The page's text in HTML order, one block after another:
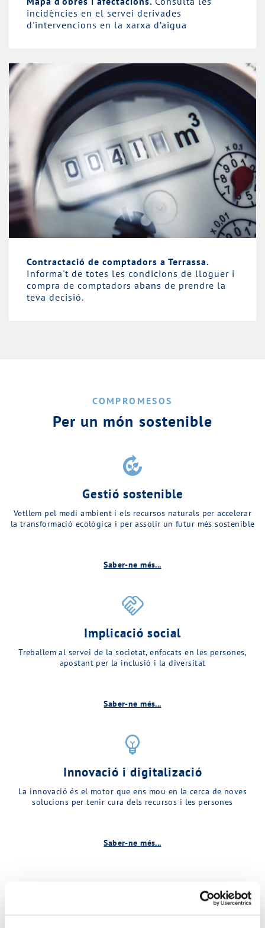
incidències en el servei derivades
d'intervencions en la xarxa d’aigua
Contractació de comptadors a Terrassa.
Informa't de totes les condicions de lloguer i
compra de comptadors abans de prendre la
teva decisió.
COMPROMESOS
Per un món sostenible
compost
Gestió sostenible
Vetllem pel medi ambient i els recursos naturals per accelerar
la transformació ecològica i per assolir un futur més sostenible
Saber-ne més...
handshake
Implicació social
Treballem al servei de la societat, enfocats en les persones,
apostant per la inclusió i la diversitat
Saber-ne més...
emoji_objects
Innovació i digitalizació
La innovació és el motor que ens mou en la cerca de noves
solucions per tenir cura dels recursos i les persones
Saber-ne més...
Descobreix més sobre MINA…